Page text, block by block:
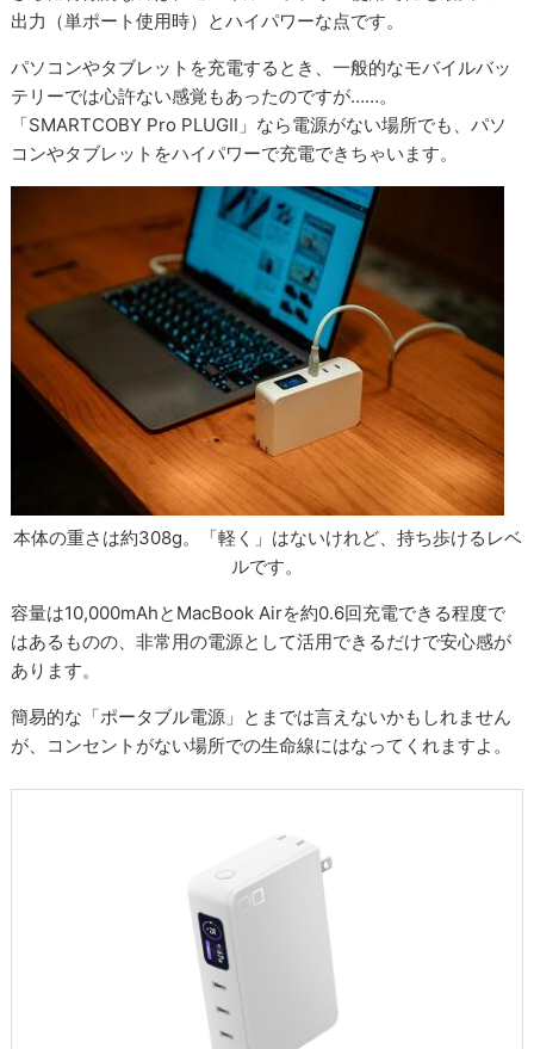
出力（単ポート使用時）とハイパワーな点です。
パソコンやタブレットを充電するとき、一般的なモバイルバッ
テリーでは心許ない感覚もあったのですが……。
「SMARTCOBY Pro PLUGⅡ」なら電源がない場所でも、パソ
コンやタブレットをハイパワーで充電できちゃいます。
本体の重さは約308g。「軽く」はないけれど、持ち歩けるレベ
ルです。
容量は10,000mAhとMacBook Airを約0.6回充電できる程度で
はあるものの、非常用の電源として活用できるだけで安心感が
あります。
簡易的な「ポータブル電源」とまでは言えないかもしれません
が、コンセントがない場所での生命線にはなってくれますよ。